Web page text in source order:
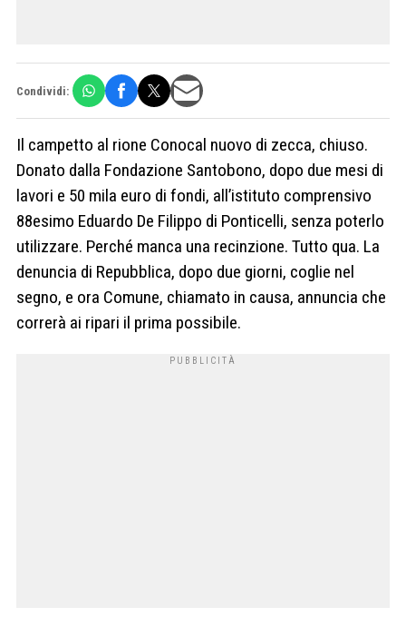
Condividi:
Il campetto al rione Conocal nuovo di zecca, chiuso.
Donato dalla Fondazione Santobono, dopo due mesi di
lavori e 50 mila euro di fondi, all’istituto comprensivo
88esimo Eduardo De Filippo di Ponticelli, senza poterlo
utilizzare. Perché manca una recinzione. Tutto qua. La
denuncia di Repubblica, dopo due giorni, coglie nel
segno, e ora Comune, chiamato in causa, annuncia che
correrà ai ripari il prima possibile.